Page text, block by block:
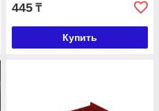
445 ₸
Купить